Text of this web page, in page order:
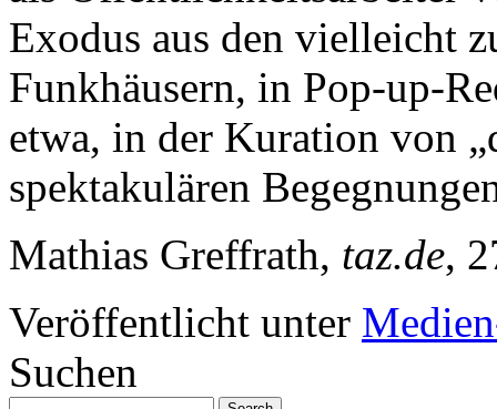
Exodus aus den vielleicht
Funkhäusern, in Pop-up-
etwa, in der Kuration von
spektakulären
Mathias Greffrath, taz.de,
Veröffentlicht unter
Suchen